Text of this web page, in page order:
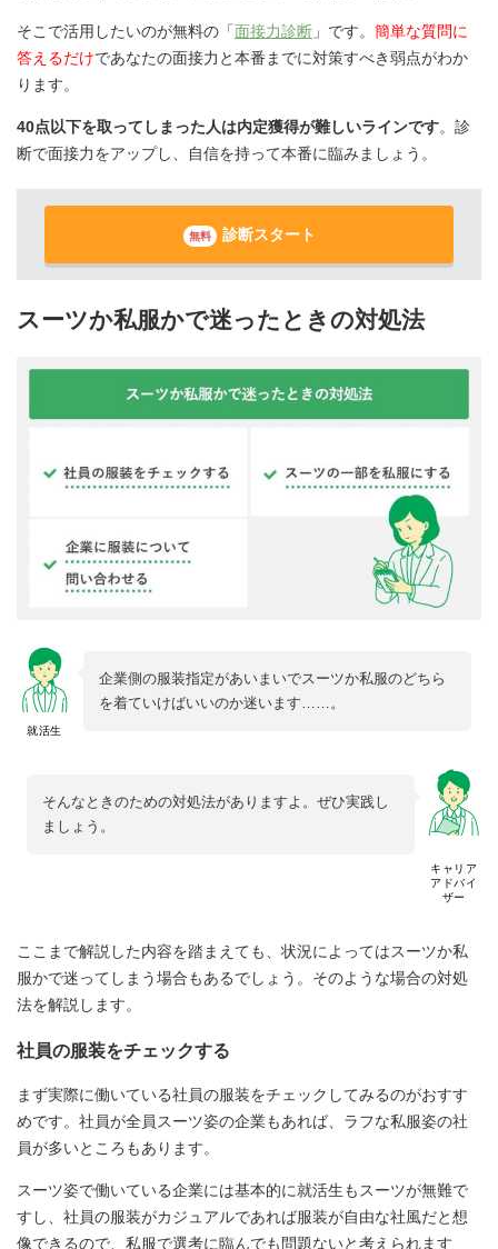
そこで活用したいのが無料の「面接力診断 」です。 簡単な質問に
答えるだけであなたの面接力と本番までに対策すべき弱点がわか
ります。
40点以下を取ってしまった人は内定獲得が難しいラインです。診
断で面接力をアップし、自信を持って本番に臨みましょう。
無料 診断スタート
スーツか私服かで迷ったときの対処法
就活生
企業側の服装指定があいまいでスーツか私服のどちら
を着ていけばいいのか迷います……。
キャリア
アドバイ
ザー
そんなときのための対処法がありますよ。ぜひ実践し
ましょう。
ここまで解説した内容を踏まえても、状況によってはスーツか私
服かで迷ってしまう場合もあるでしょう。そのような場合の対処
法を解説します。
社員の服装をチェックする
まず実際に働いている社員の服装をチェックしてみるのがおすす
めです。社員が全員スーツ姿の企業もあれば、ラフな私服姿の社
員が多いところもあります。
スーツ姿で働いている企業には基本的に就活生もスーツが無難で
すし、社員の服装がカジュアルであれば服装が自由な社風だと想
像できるので、私服で選考に臨んでも問題ないと考えられます